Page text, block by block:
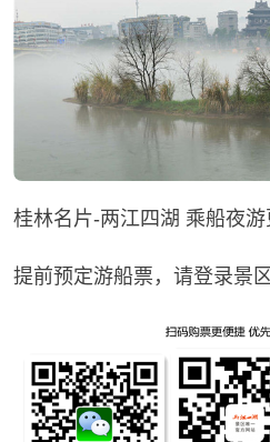
桂林名片-两江四湖 乘船夜游
提前预定游船票，请登录景